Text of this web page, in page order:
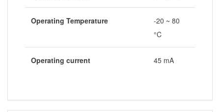
Operating Temperature
-20 ~ 80
°C
Operating current 45 mA